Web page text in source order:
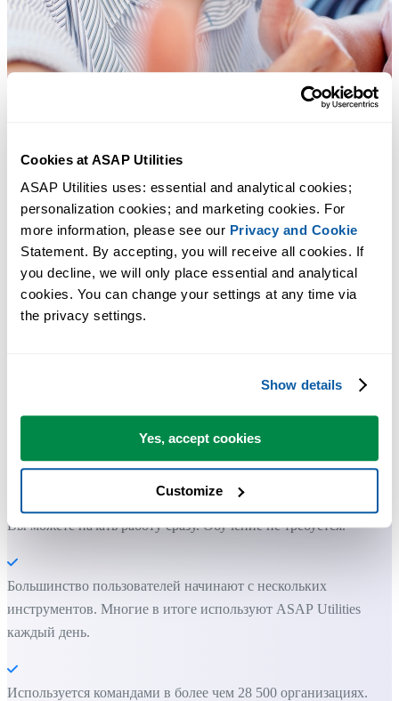
Cookies at ASAP Utilities
ASAP Utilities uses: essential and analytical cookies;
personalization cookies; and marketing cookies. For
more information, please see our Privacy and Cookie
Statement. By accepting, you will receive all cookies. If
you decline, we will only place essential and analytical
cookies. You can change your settings at any time via
the privacy settings.
Show details
Yes, accept cookies
Customize
ASAP Utilities помогает экономить время и делать то, что
невозможно сделать только средствами Excel.
Вы можете начать работу сразу. Обучение не требуется.
Большинство пользователей начинают с нескольких
инструментов. Многие в итоге используют ASAP Utilities
каждый день.
Используется командами в более чем 28 500 организациях.